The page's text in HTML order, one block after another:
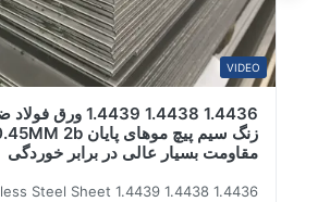
VIDEO
1.4436 1.4438 1.4439 ورق فولاد ضد
زنگ سیم پیچ موهای پایان 0.45MM 2b
مقاومت بسیار عالی در برابر خوردگی
1.4436 1.4438 1.4439 Stainless Steel Sheet